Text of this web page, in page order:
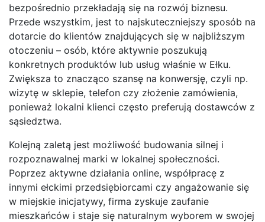
bezpośrednio przekładają się na rozwój biznesu.
Przede wszystkim, jest to najskuteczniejszy sposób na
dotarcie do klientów znajdujących się w najbliższym
otoczeniu – osób, które aktywnie poszukują
konkretnych produktów lub usług właśnie w Ełku.
Zwiększa to znacząco szansę na konwersję, czyli np.
wizytę w sklepie, telefon czy złożenie zamówienia,
ponieważ lokalni klienci często preferują dostawców z
sąsiedztwa.
Kolejną zaletą jest możliwość budowania silnej i
rozpoznawalnej marki w lokalnej społeczności.
Poprzez aktywne działania online, współpracę z
innymi ełckimi przedsiębiorcami czy angażowanie się
w miejskie inicjatywy, firma zyskuje zaufanie
mieszkańców i staje się naturalnym wyborem w swojej